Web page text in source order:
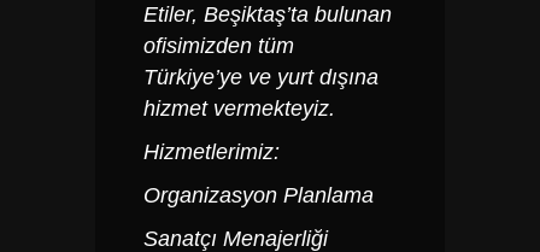
Etiler, Beşiktaş’ta bulunan
ofisimizden tüm
Türkiye’ye ve yurt dışına
hizmet vermekteyiz.
Hizmetlerimiz:
Organizasyon Planlama
Sanatçı Menajerliği